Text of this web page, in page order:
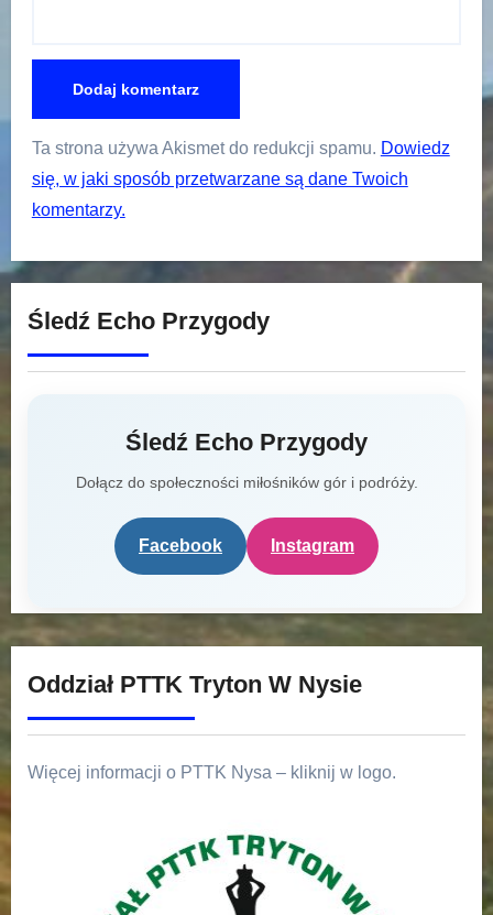
Ta strona używa Akismet do redukcji spamu. Dowiedz
się, w jaki sposób przetwarzane są dane Twoich
komentarzy.
Śledź Echo Przygody
Śledź Echo Przygody
Dołącz do społeczności miłośników gór i podróży.
Facebook Instagram
Oddział PTTK Tryton W Nysie
Więcej informacji o PTTK Nysa – kliknij w logo.